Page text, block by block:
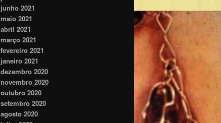
junho 2021
maio 2021
abril 2021
março 2021
fevereiro 2021
janeiro 2021
dezembro 2020
novembro 2020
outubro 2020
setembro 2020
agosto 2020